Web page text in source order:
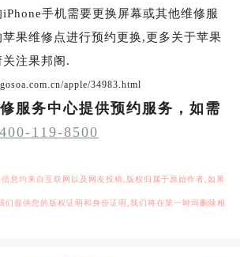
手机需要更换屏幕或其他维修服
果维修点进行预约更换,更多关于苹果
注果邦阁.
apple/34983.html
服务中心提供预约服务，如需
400-119-8500
息均来自互联网以及网友投稿,版权归属于原始作者,如果
们提供您的版权证明和身份证明,我们将在第一时间删除相